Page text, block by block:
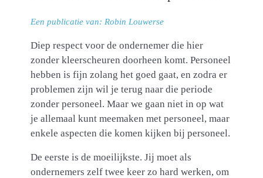
Een publicatie van: Robin Louwerse
Diep respect voor de ondernemer die hier
zonder kleerscheuren doorheen komt. Personeel
hebben is fijn zolang het goed gaat, en zodra er
problemen zijn wil je terug naar die periode
zonder personeel. Maar we gaan niet in op wat
je allemaal kunt meemaken met personeel, maar
enkele aspecten die komen kijken bij personeel.
De eerste is de moeilijkste. Jij moet als
ondernemers zelf twee keer zo hard werken, om